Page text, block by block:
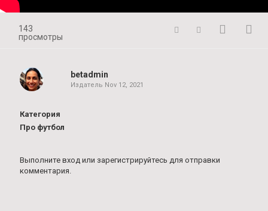
143
просмотры
betadmin
Издатель Nov 12, 2021
Категория
Про футбол
Выполните вход или зарегистрируйтесь для отправки
комментария.